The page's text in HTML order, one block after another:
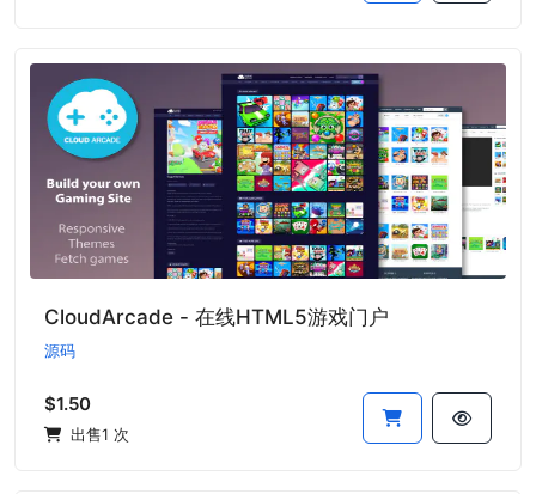
CloudArcade - 在线HTML5游戏门户
源码
$1.50
出售1 次